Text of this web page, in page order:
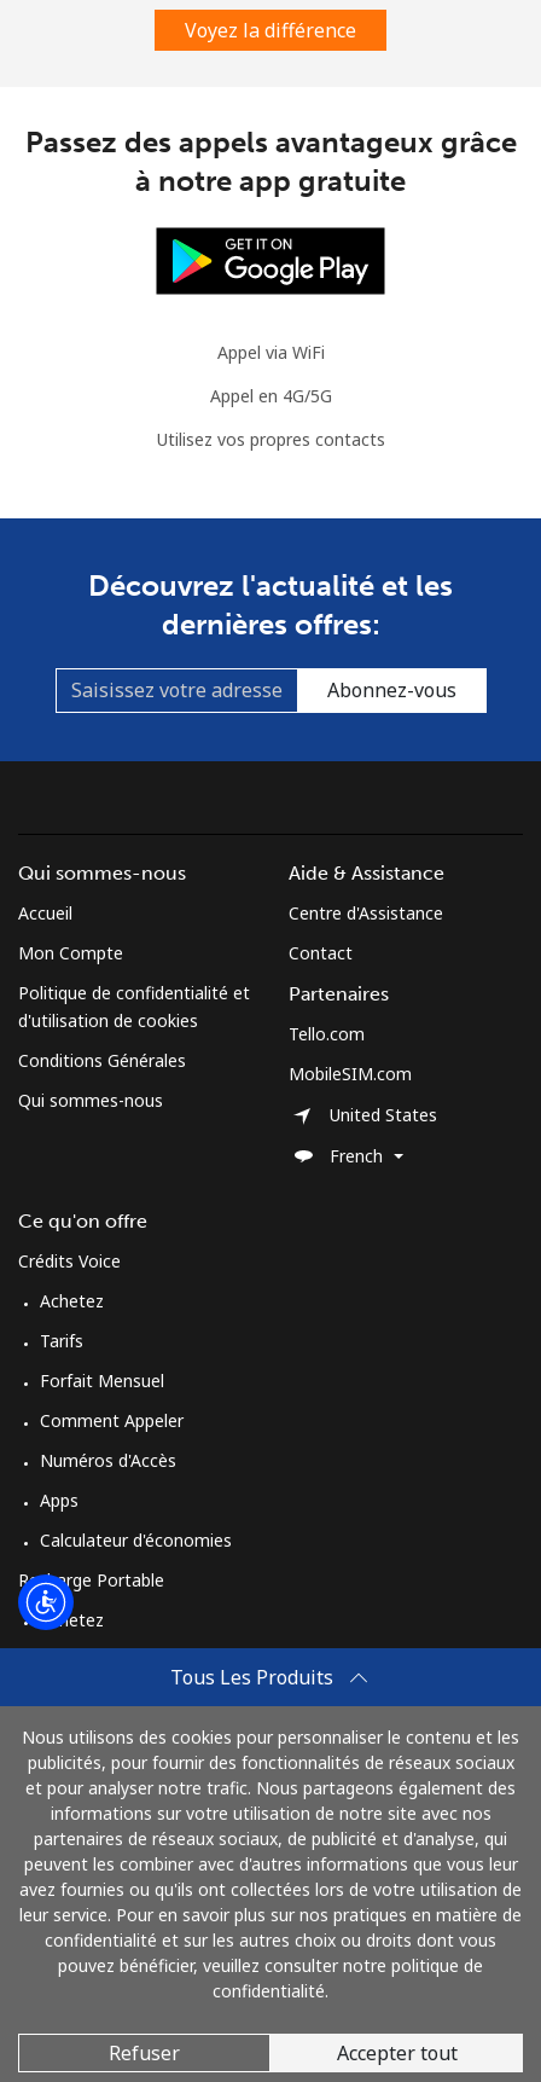
Voyez la différence
Passez des appels avantageux grâce
à notre app gratuite
Appel via WiFi
Appel en 4G/5G
Utilisez vos propres contacts
Découvrez l'actualité et les
dernières offres:
Abonnez-vous
Tous Les Produits
Nous utilisons des cookies pour personnaliser le contenu et les
publicités, pour fournir des fonctionnalités de réseaux sociaux
et pour analyser notre trafic. Nous partageons également des
informations sur votre utilisation de notre site avec nos
partenaires de réseaux sociaux, de publicité et d'analyse, qui
peuvent les combiner avec d'autres informations que vous leur
avez fournies ou qu'ils ont collectées lors de votre utilisation de
leur service. Pour en savoir plus sur nos pratiques en matière de
confidentialité et sur les autres choix ou droits dont vous
pouvez bénéficier, veuillez consulter notre politique de
confidentialité.
Refuser Accepter tout
Qui sommes-nous
Accueil
Mon Compte
Politique de confidentialité et
d'utilisation de cookies
Conditions Générales
Qui sommes-nous
Ce qu'on offre
Crédits Voice
Achetez
Tarifs
Forfait Mensuel
Comment Appeler
Numéros d'Accès
Apps
Calculateur d'économies
Recharge Portable
Achetez
Achetez
Mode de fonctionnement
Aide & Assistance
Centre d'Assistance
Contact
Partenaires
Tello.com
MobileSIM.com
United States
French
Payez avec
© 2026 AlloFrance